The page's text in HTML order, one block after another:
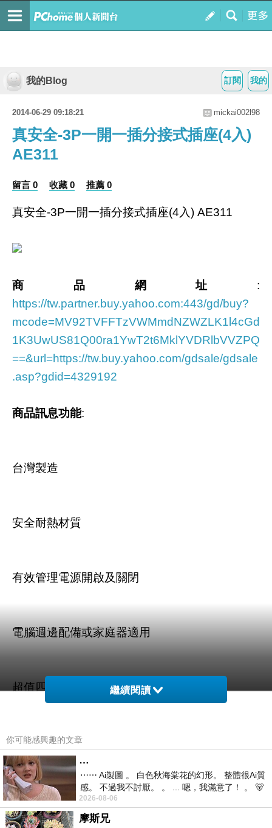
我的
訂閱
我的Blog
2014-06-29 09:18:21 mickai002l98
真安全-3P一開一插分接式插座(4入)
AE311
留言 0 收藏 0 推薦 0
真安全-3P一開一插分接式插座(4入) AE311
商品網址 :
https://tw.partner.buy.yahoo.com:443/gd/buy?
mcode=MV92TVFFTzVWMmdNZWZLK1l4cGd
1K3UwUS81Q00ra1YwT2t6MklYVDRlbVVZPQ
==&url=https://tw.buy.yahoo.com/gdsale/gdsale
.asp?gdid=4329192
商品訊息功能:
台灣製造
安全耐熱材質
有效管理電源開啟及關閉
電腦週邊配備或家庭器適用
超值四入組合
商品訊息描述:
繼續閱讀
你可能感興趣的文章
…
⋯⋯ Ai製圖 。 白色秋海棠花的幻形。 整體很Ai質
感。 不過我不討厭。 。 ... 嗯，我滿意了！ 。 🐻
昨中
2026-08-06
摩斯兄